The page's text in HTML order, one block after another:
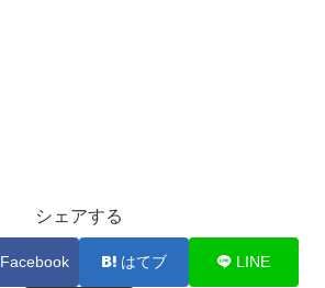
シェアする
Facebook はてブ LINE